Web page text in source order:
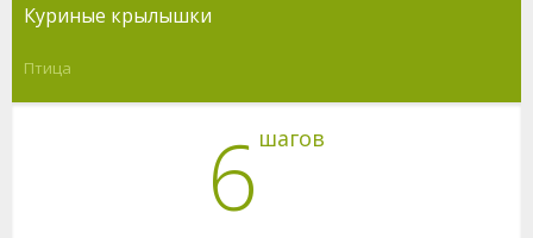
Куриные крылышки
Птица
6 шагов